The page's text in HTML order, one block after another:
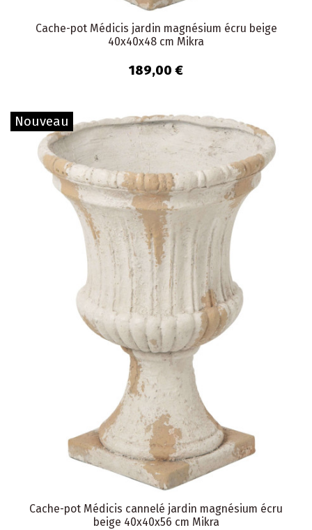
Cache-pot Médicis jardin magnésium écru beige
40x40x48 cm Mikra
189,00 €
Nouveau
Cache-pot Médicis cannelé jardin magnésium écru
beige 40x40x56 cm Mikra